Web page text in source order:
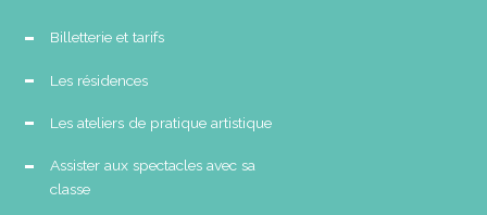
Billetterie et tarifs
Les résidences
Les ateliers de pratique artistique
Assister aux spectacles avec sa
classe